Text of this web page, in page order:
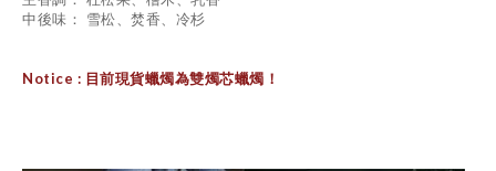
中後味： 雪松、焚香、冷杉
Notice : 目前現貨蠟燭為雙燭芯蠟燭！